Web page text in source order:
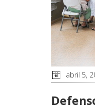
abril 5,